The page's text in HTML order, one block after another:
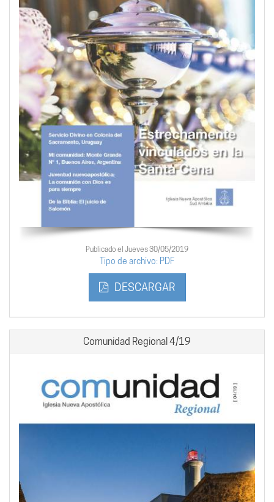
Publicado el Jueves 30/05/2019
Tipo de archivo: PDF
DESCARGAR
Comunidad Regional 4/19